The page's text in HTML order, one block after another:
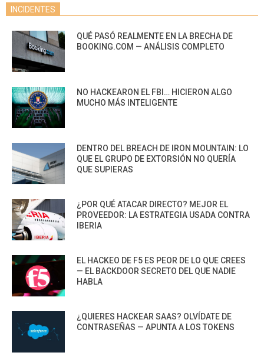
INCIDENTES
QUÉ PASÓ REALMENTE EN LA BRECHA DE
BOOKING.COM — ANÁLISIS COMPLETO
NO HACKEARON EL FBI… HICIERON ALGO
MUCHO MÁS INTELIGENTE
DENTRO DEL BREACH DE IRON MOUNTAIN: LO
QUE EL GRUPO DE EXTORSIÓN NO QUERÍA
QUE SUPIERAS
¿POR QUÉ ATACAR DIRECTO? MEJOR EL
PROVEEDOR: LA ESTRATEGIA USADA CONTRA
IBERIA
EL HACKEO DE F5 ES PEOR DE LO QUE CREES
— EL BACKDOOR SECRETO DEL QUE NADIE
HABLA
¿QUIERES HACKEAR SAAS? OLVÍDATE DE
CONTRASEÑAS — APUNTA A LOS TOKENS